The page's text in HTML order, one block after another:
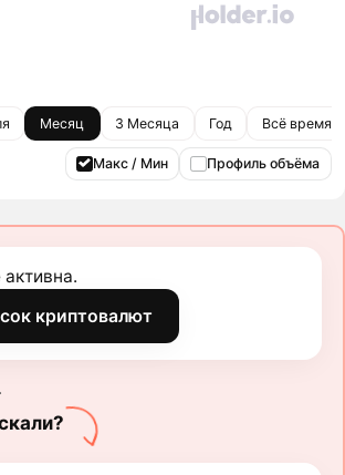
Месяц 3 Месяца Год Всё время
Макс / Мин Профиль объёма
криптовалют